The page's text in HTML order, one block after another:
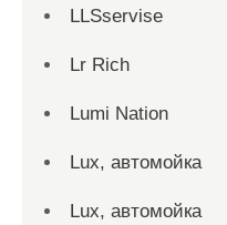
LLSservise
Lr Rich
Lumi Nation
Lux, автомойка
Lux, автомойка